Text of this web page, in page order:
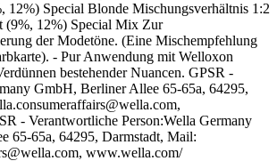
12%) Special Blonde Mischungsverhältnis 1:2
(9%, 12%) Special Mix Zur
der Modetöne. (Eine Mischempfehlung
- Pur Anwendung mit Welloxon
bestehender Nuancen. GPSR -
GmbH, Berliner Allee 65-65a, 64295,
- Verantwortliche Person:Wella Germany
65-65a, 64295, Darmstadt, Mail:
www.wella.com/